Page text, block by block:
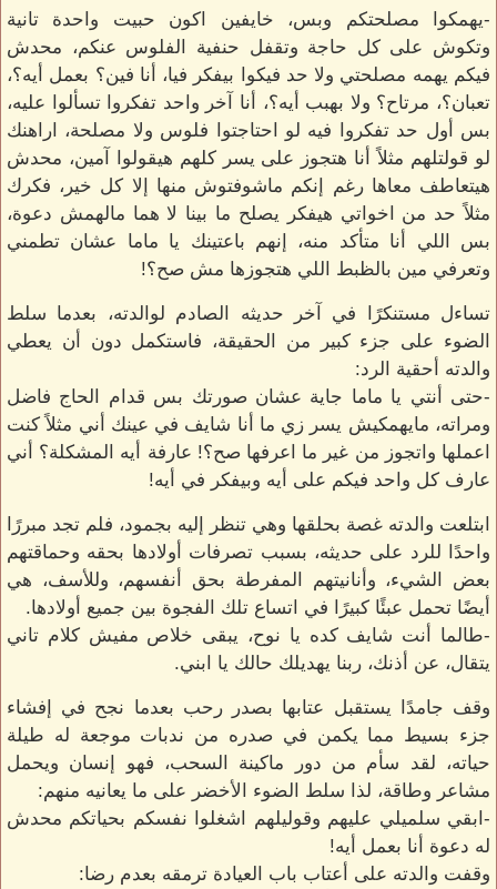
-يهمكوا مصلحتكم وبس، خايفين اكون حبيت واحدة تانية
وتكوش على كل حاجة وتقفل حنفية الفلوس عنكم، محدش
فيكم يهمه مصلحتي ولا حد فيكوا بيفكر فيا، أنا فين؟ بعمل أيه؟،
تعبان؟، مرتاح؟ ولا بهبب أيه؟، أنا آخر واحد تفكروا تسألوا عليه،
بس أول حد تفكروا فيه لو احتاجتوا فلوس ولا مصلحة، اراهنك
لو قولتلهم مثلاً أنا هتجوز على يسر كلهم هيقولوا آمين، محدش
هيتعاطف معاها رغم إنكم ماشوفتوش منها إلا كل خير، فكرك
مثلاً حد من اخواتي هيفكر يصلح ما بينا لا هما مالهمش دعوة،
بس اللي أنا متأكد منه، إنهم باعتينك يا ماما عشان تطمني
وتعرفي مين بالظبط اللي هتجوزها مش صح؟!
تساءل مستنكرًا في آخر حديثه الصادم لوالدته، بعدما سلط
الضوء على جزء كبير من الحقيقة، فاستكمل دون أن يعطي
والدته أحقية الرد:
-حتى أنتي يا ماما جاية عشان صورتك بس قدام الحاج فاضل
ومراته، مايهمكيش يسر زي ما أنا شايف في عينك أني مثلاً كنت
اعملها واتجوز من غير ما اعرفها صح؟! عارفة أيه المشكلة؟ أني
عارف كل واحد فيكم على أيه وبيفكر في أيه!
ابتلعت والدته غصة بحلقها وهي تنظر إليه بجمود، فلم تجد مبررًا
واحدًا للرد على حديثه، بسبب تصرفات أولادها بحقه وحماقتهم
بعض الشيء، وأنانيتهم المفرطة بحق أنفسهم، وللأسف، هي
أيضًا تحمل عبئًا كبيرًا في اتساع تلك الفجوة بين جميع أولادها.
-طالما أنت شايف كده يا نوح، يبقى خلاص مفيش كلام تاني
يتقال، عن أذنك، ربنا يهديلك حالك يا ابني.
وقف جامدًا يستقبل عتابها بصدر رحب بعدما نجح في إفشاء
جزء بسيط مما يكمن في صدره من ندبات موجعة له طيلة
حياته، لقد سأم من دور ماكينة السحب، فهو إنسان ويحمل
مشاعر وطاقة، لذا سلط الضوء الأخضر على ما يعانيه منهم:
-ابقي سلميلي عليهم وقوليلهم اشغلوا نفسكم بحياتكم محدش
له دعوة أنا بعمل أيه!
وقفت والدته على أعتاب باب العيادة ترمقه بعدم رضا: